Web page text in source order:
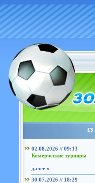
02.08.2026 // 09:13
Комерческие турниры
далее »
30.07.2026 // 18:29